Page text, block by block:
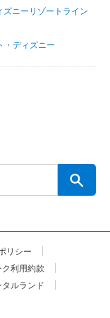
ズニーリゾートライン
・ディズニー
リシー
利用約款
ルランド